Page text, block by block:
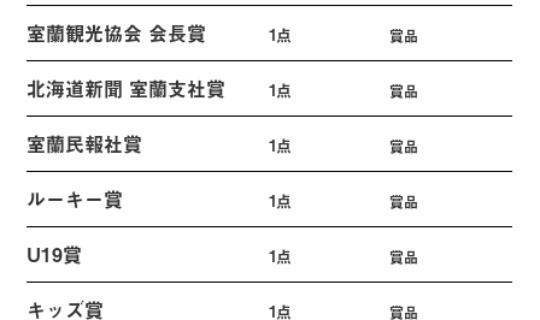
室蘭観光協会 会長賞 1点 賞品
北海道新聞 室蘭支社賞 1点 賞品
室蘭民報社賞 1点 賞品
ルーキー賞 1点 賞品
U19賞 1点 賞品
キッズ賞 1点 賞品